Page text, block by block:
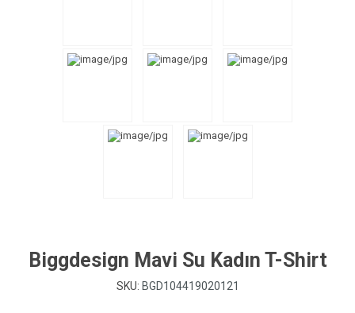
Biggdesign Mavi Su Kadın T-Shirt
SKU: BGD104419020121